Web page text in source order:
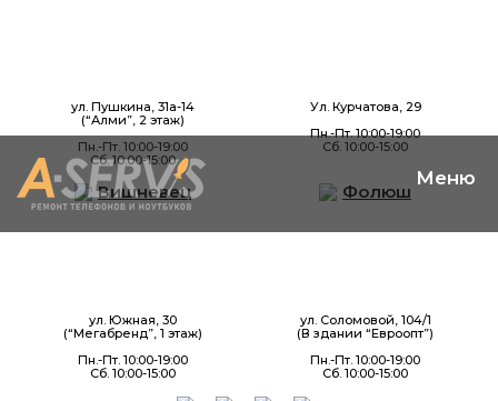
ул. Пушкина, 31а-14
(“Алми”, 2 этаж)
Пн.-Пт. 10:00-19:00
Сб. 10:00-15:00
Ул. Курчатова, 29
Пн.-Пт. 10:00-19:00
Сб. 10:00-15:00
Вишневец
ул. Южная, 30
(“Мегабренд”, 1 этаж)
Пн.-Пт. 10:00-19:00
Сб. 10:00-15:00
Фолюш
ул. Соломовой, 104/1
(В здании “Евроопт”)
Пн.-Пт. 10:00-19:00
Сб. 10:00-15:00